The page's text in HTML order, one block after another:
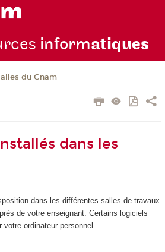
informatiques
du Cnam
dans les
dans les différentes salles de travaux
de votre enseignant. Certains logiciels
votre ordinateur personnel.